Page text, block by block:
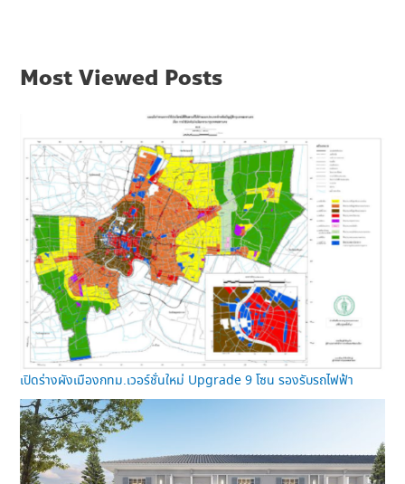
Most Viewed Posts
เปิดร่างผังเมืองกทม.เวอร์ชั่นใหม่ Upgrade 9 โซน รองรับรถไฟฟ้า